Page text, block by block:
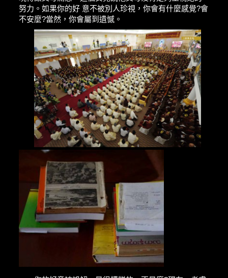
努力。如果你的好 意不被別人珍視，你會有什麼感覺?會
不安麼?當然，你會屬到遺憾。